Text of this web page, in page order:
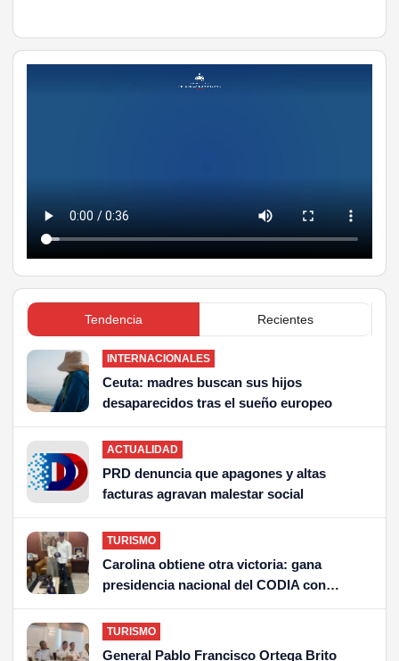
Tendencia Recientes
INTERNACIONALES
Ceuta: madres buscan sus hijos
desaparecidos tras el sueño europeo
ACTUALIDAD
PRD denuncia que apagones y altas
facturas agravan malestar social
TURISMO
Carolina obtiene otra victoria: gana
presidencia nacional del CODIA con
arquitecto Richardson
TURISMO
General Pablo Francisco Ortega Brito